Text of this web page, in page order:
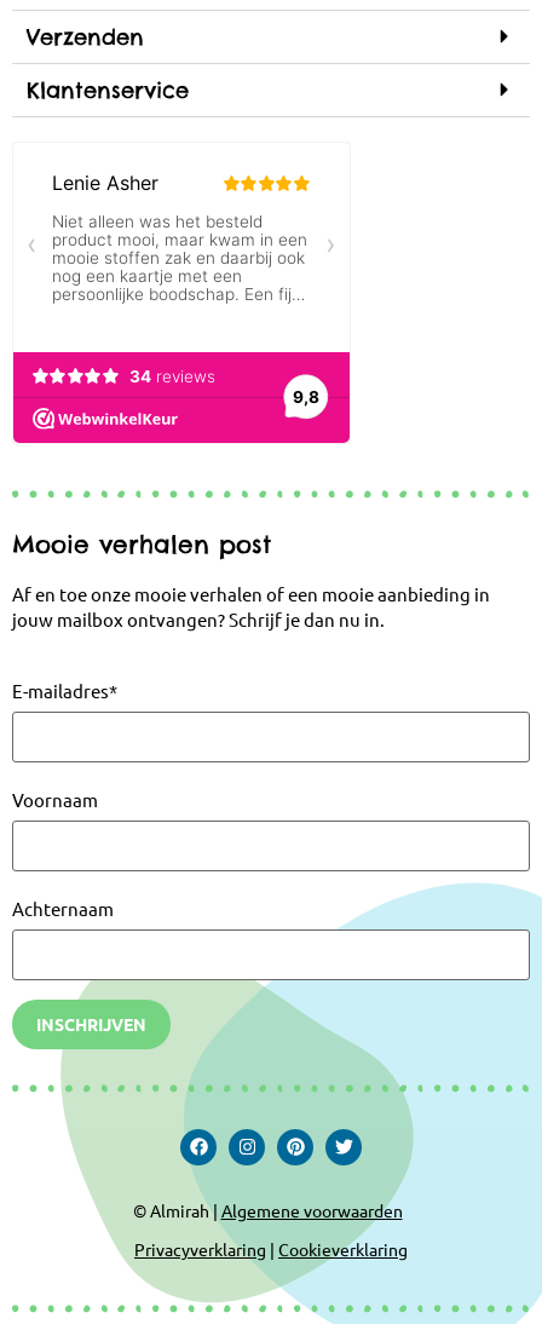
Verzenden
Klantenservice
Mooie verhalen post
Af en toe onze mooie verhalen of een mooie aanbieding in
jouw mailbox ontvangen? Schrijf je dan nu in.
E-mailadres*
Voornaam
Achternaam
INSCHRIJVEN
© Almirah | Algemene voorwaarden
Privacyverklaring | Cookieverklaring